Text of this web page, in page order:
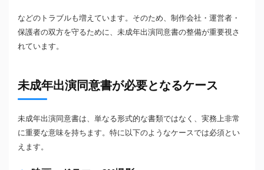
などのトラブルも増えています。そのため、制作会社・運営者・
保護者の双方を守るために、未成年出演同意書の整備が重要視さ
れています。
未成年出演同意書が必要となるケース
未成年出演同意書は、単なる形式的な書類ではなく、実務上非常
に重要な意味を持ちます。特に以下のようなケースでは必須とい
えます。